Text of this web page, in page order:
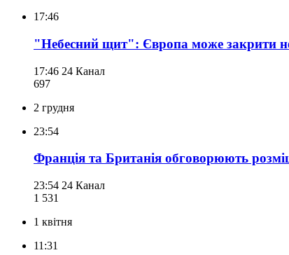
17:46
"Небесний щит": Європа може закрити
17:46 24 Канал
697
2 грудня
23:54
Франція та Британія обговорюють
23:54 24 Канал
1 531
1 квітня
11:31